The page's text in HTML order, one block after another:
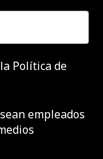
Política de
empleados